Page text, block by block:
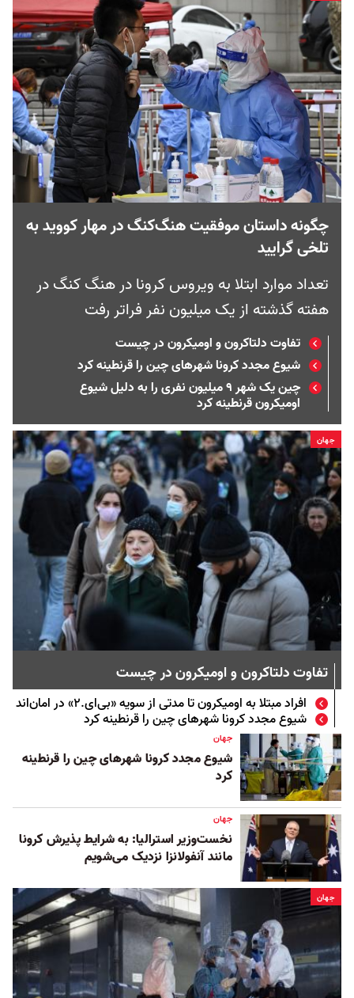
چگونه داستان موفقیت هنگ‌کنگ در مهار کووید به
تلخی گرایید
تعداد موارد ابتلا به ویروس کرونا در هنگ کنگ در
هفته گذشته از یک میلیون نفر فراتر رفت
تفاوت دلتاکرون و اومیکرون در چیست
شیوع مجدد کرونا شهرهای چین را قرنطینه کرد
چین یک شهر ۹ میلیون نفری را به دلیل شیوع
اومیکرون قرنطینه کرد
جهان
تفاوت دلتاکرون و اومیکرون در چیست
افراد مبتلا به اومیکرون تا مدتی از سویه «بی‌ای.۲» در امان‌اند
شیوع مجدد کرونا شهرهای چین را قرنطینه کرد
جهان
شیوع مجدد کرونا شهرهای چین را قرنطینه
کرد
جهان
نخست‌وزیر استرالیا: به شرایط پذیرش کرونا
مانند آنفولانزا نزدیک می‌شویم
جهان